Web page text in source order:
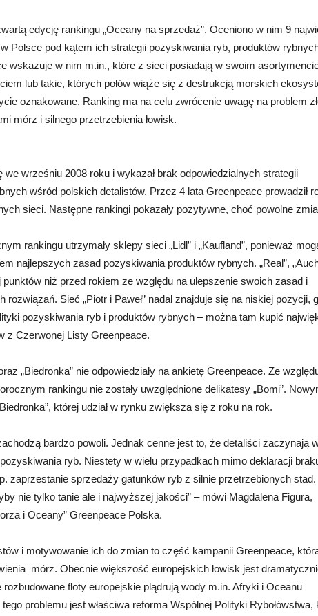
edycję rankingu „Oceany na sprzedaż”. Oceniono w nim 9
Polsce pod kątem ich strategii pozyskiwania ryb, produktów
wskazuje w nim m.in., które z sieci posiadają w swoim
lub takie, których połów wiąże się z destrukcją morskich
oznakowane. Ranking ma na celu zwrócenie uwagę na problem
mórz i silnego przetrzebienia łowisk.
we wrześniu 2008 roku i wykazał brak odpowiedzialnych strategii
wśród polskich detalistów. Przez 4 lata Greenpeace prowadził
sieci. Następne rankingi pokazały pozytywne, choć powolne
rankingu utrzymały sklepy sieci „Lidl” i „Kaufland”, ponieważ
najlepszych zasad pozyskiwania produktów rybnych. „Real”,
punktów niż przed rokiem ze względu na ulepszenie swoich zasad i
Sieć „Piotr i Paweł” nadal znajduje się na niskiej pozycji,
pozyskiwania ryb i produktów rybnych – można tam kupić
z Czerwonej Listy Greenpeace.
„Biedronka” nie odpowiedziały na ankietę Greenpeace. Ze
rankingu nie zostały uwzględnione delikatesy „Bomi”.
której udział w rynku zwiększa się z roku na rok.
bardzo powoli. Jednak cenne jest to, że detaliści zaczynają
ryb. Niestety w wielu przypadkach mimo deklaracji
zaprzestanie sprzedaży gatunków ryb z silnie przetrzebionych stad.
nie tylko tanie ale i najwyższej jakości” – mówi Magdalena Figura,
i Oceany” Greenpeace Polska.
i motywowanie ich do zmian to część kampanii Greenpeace,
mórz. Obecnie większość europejskich łowisk jest
rozbudowane floty europejskie plądrują wody m.in. Afryki i Oceanu
problemu jest właściwa reforma Wspólnej Polityki Rybołówstwa,